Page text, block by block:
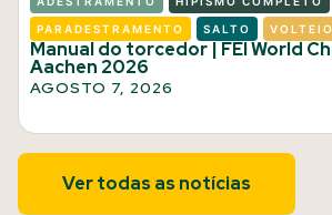
PARADESTRAMENTO SALTO VOLTEIO
Manual do torcedor | FEI World
Aachen 2026
AGOSTO 7, 2026
Ver todas as notícias